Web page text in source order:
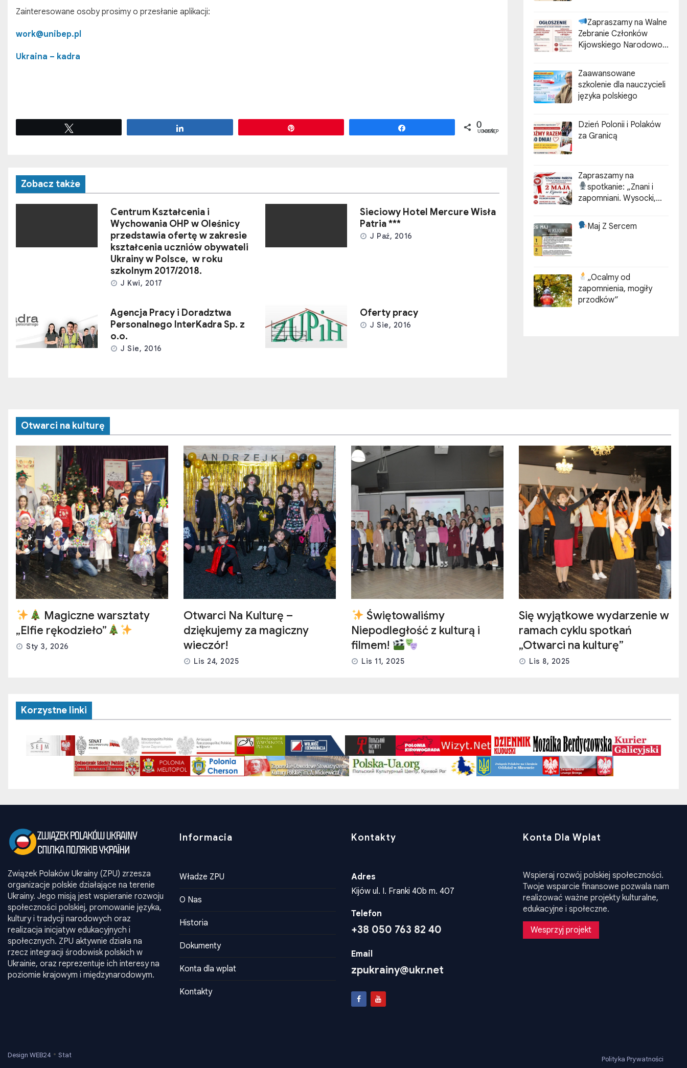
Zainteresowane osoby prosimy o przesłanie aplikacji:
work@unibep.pl
Ukraina – kadra
0
UDOSTĘPNIEŃ
Zobacz także
Centrum Kształcenia i
Wychowania OHP w Oleśnicy
przedstawia ofertę w zakresie
kształcenia uczniów obywateli
Ukrainy w Polsce, w roku
szkolnym 2017/2018.
J Kwi, 2017
Sieciowy Hotel Mercure Wisła
Patria ***
J Paź, 2016
Agencja Pracy i Doradztwa
Personalnego InterKadra Sp. z
o.o.
J Sie, 2016
Oferty pracy
J Sie, 2016
Zapraszamy na Walne
Zebranie Członków
Kijowskiego Narodowo-
Stowarzyszenia Polaków
„ZGODA”
Zaawansowane
szkolenie dla nauczycieli
języka polskiego
Dzień Polonii i Polaków
za Granicą
Zapraszamy na
spotkanie: „Znani i
zapomniani. Wysocki,
historii Kijowa”
Maj Z Sercem
„Ocalmy od
zapomnienia, mogiły
przodków”
Otwarci na kulturę
Magiczne warsztaty
„Elfie rękodzieło”
Sty 3, 2026
Otwarci Na Kulturę –
dziękujemy za magiczny
wieczór!
Lis 24, 2025
Świętowaliśmy
Niepodległość z kulturą i
filmem!
Lis 11, 2025
Się wyjątkowe wydarzenie w
ramach cyklu spotkań
„Otwarci na kulturę”
Lis 8, 2025
Korzystne linki
Związek Polaków Ukrainy (ZPU) zrzesza
organizacje polskie działające na terenie
Ukrainy. Jego misją jest wspieranie rozwoju
społeczności polskiej, promowanie języka,
kultury i tradycji narodowych oraz
realizacja inicjatyw edukacyjnych i
społecznych. ZPU aktywnie działa na
rzecz integracji środowisk polskich w
Ukrainie, oraz reprezentuje ich interesy na
poziomie krajowym i międzynarodowym.
Informacia
Władze ZPU
O Nas
Historia
Dokumenty
Konta dla wplat
Kontakty
Kontakty
Adres
Kijów ul. I. Franki 40b m. 407
Telefon
+38 050 763 82 40
Email
zpukrainy@ukr.net
Konta Dla Wplat
Wspieraj rozwój polskiej społeczności.
Twoje wsparcie finansowe pozwala nam
realizować ważne projekty kulturalne,
edukacyjne i społeczne.
Wesprzyj projekt
Design WEB24 • Stat Polityka Prywatności